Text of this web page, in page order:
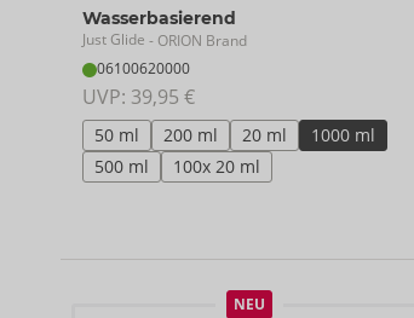
Wasserbasierend
Just Glide - ORION Brand
06100620000
UVP: 39,95 €
50 ml 200 ml 20 ml
1000 ml
500 ml
100x 20 ml
NEU